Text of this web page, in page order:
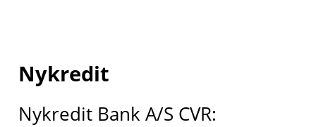
Nykredit
Nykredit Bank A/S CVR: